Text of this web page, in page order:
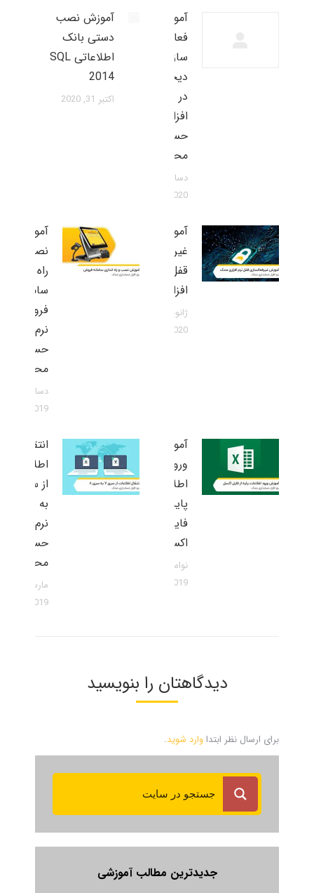
آموزش
فعال
سازی قفل
دیجیتال
در نرم
افزار
حسابداری
محک
2020
آموزش نصب
دستی بانک
اطلاعاتی SQL
2014
اکتبر 31, 2020
آموزش
غیرفعالسازی
قفل نرم
افزاری محک
2020
آموزش
نصب و
راه اندازی
سامانه
فروش در
نرم افزار
حسابداری
محک
2019
آموزش
ورود
اطلاعات
پایه از
فایل
اکسل
2019
انتقال
اطلاعات
نرم افزار
حسابداری
محک
2019
دیدگاهتان را بنویسید
برای ارسال نظر ابتداوارد شوید.
جدیدترین مطالب آموزشی